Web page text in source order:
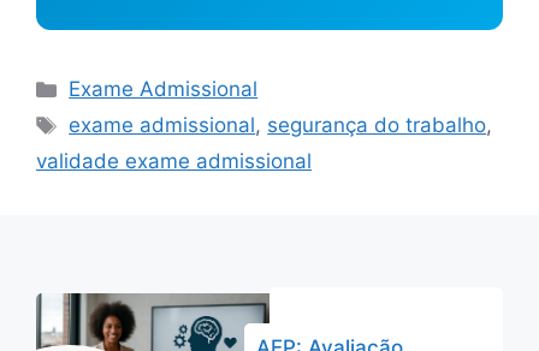
Categorias
Exame Admissional
Tags
exame admissional, segurança do trabalho,
validade exame admissional